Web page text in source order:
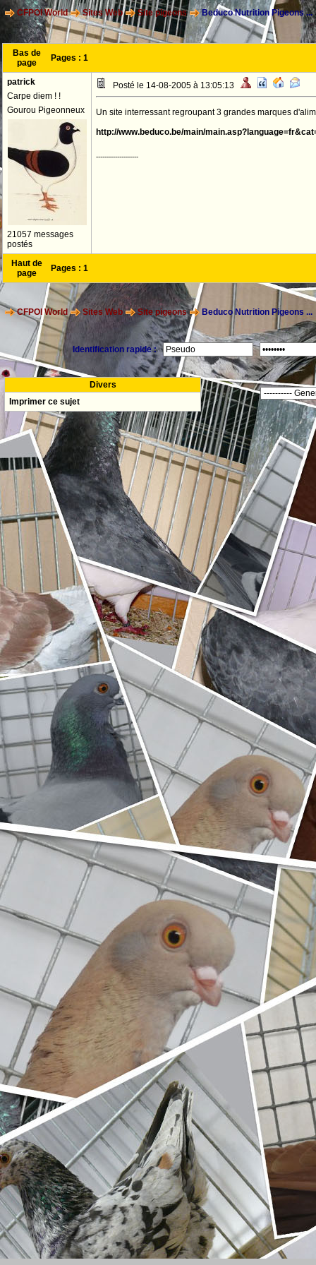
CFPOI World Sites Web Site pigeons Beduco Nutrition Pigeons ...
Bas de
page
Pages : 1
patrick
Carpe diem ! !
Gourou Pigeonneux
21057 messages
postés
Posté le 14-08-2005 à 13:05:13
Un site interressant regroupant 3 grandes marques
http://www.beduco.be/main/
--------------------
Haut de
page
Pages : 1
CFPOI World Sites Web Site pigeons Beduco Nutrition Pigeons ...
Identification rapide :
Divers
Imprimer ce sujet